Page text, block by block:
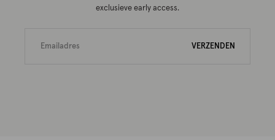
exclusieve early access.
VERZENDEN